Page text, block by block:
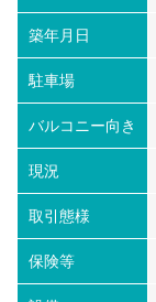
築年月日
駐車場
バルコニー向き
現況
取引態様
保険等